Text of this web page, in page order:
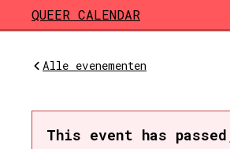
Skip to main content
QUEER CALENDAR
Alle evenementen
This event has passed